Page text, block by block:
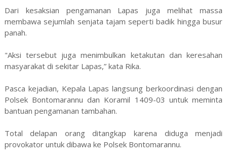
Dari kesaksian pengamanan Lapas juga melihat massa
membawa sejumlah senjata tajam seperti badik hingga busur
panah.
"Aksi tersebut juga menimbulkan ketakutan dan keresahan
masyarakat di sekitar Lapas,” kata Rika.
Pasca kejadian, Kepala Lapas langsung berkoordinasi dengan
Polsek Bontomarannu dan Koramil 1409-03 untuk meminta
bantuan pengamanan tambahan.
Total delapan orang ditangkap karena diduga menjadi
provokator untuk dibawa ke Polsek Bontomarannu.